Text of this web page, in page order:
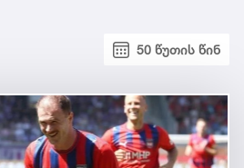
50 წუთის წინ